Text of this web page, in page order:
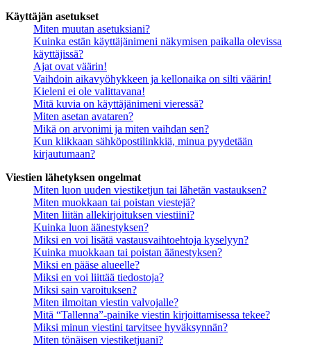
Käyttäjän asetukset
Miten muutan asetuksiani?
Kuinka estän käyttäjänimeni näkymisen paikalla olevissa
käyttäjissä?
Ajat ovat väärin!
Vaihdoin aikavyöhykkeen ja kellonaika on silti väärin!
Kieleni ei ole valittavana!
Mitä kuvia on käyttäjänimeni vieressä?
Miten asetan avataren?
Mikä on arvonimi ja miten vaihdan sen?
Kun klikkaan sähköpostilinkkiä, minua pyydetään
kirjautumaan?
Viestien lähetyksen ongelmat
Miten luon uuden viestiketjun tai lähetän vastauksen?
Miten muokkaan tai poistan viestejä?
Miten liitän allekirjoituksen viestiini?
Kuinka luon äänestyksen?
Miksi en voi lisätä vastausvaihtoehtoja kyselyyn?
Kuinka muokkaan tai poistan äänestyksen?
Miksi en pääse alueelle?
Miksi en voi liittää tiedostoja?
Miksi sain varoituksen?
Miten ilmoitan viestin valvojalle?
Mitä “Tallenna”-painike viestin kirjoittamisessa tekee?
Miksi minun viestini tarvitsee hyväksynnän?
Miten tönäisen viestiketjuani?